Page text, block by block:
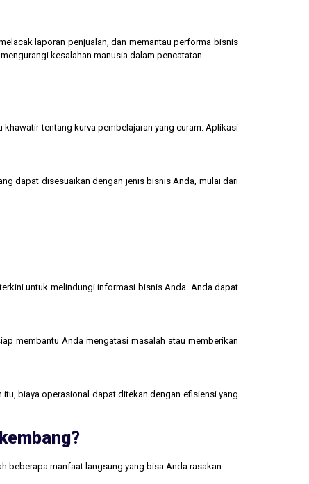
laporan penjualan, dan memantau performa bisnis
kesalahan manusia dalam pencatatan.
tentang kurva pembelajaran yang curam. Aplikasi
dapat disesuaikan dengan jenis bisnis Anda, mulai dari
untuk melindungi informasi bisnis Anda. Anda dapat
membantu Anda mengatasi masalah atau memberikan
biaya operasional dapat ditekan dengan efisiensi yang
beberapa manfaat langsung yang bisa Anda rasakan: